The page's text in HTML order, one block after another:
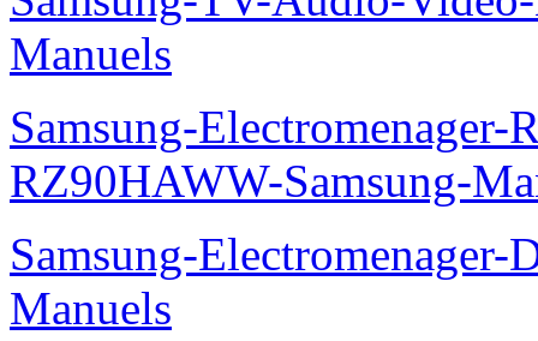
Manuels
Samsung-Electromenager-
RZ90HAWW-Samsung-
Samsung-
Manuels